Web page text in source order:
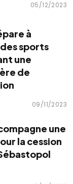
05/12/2023
à
sports
une
de
09/11/2023
une
la cession